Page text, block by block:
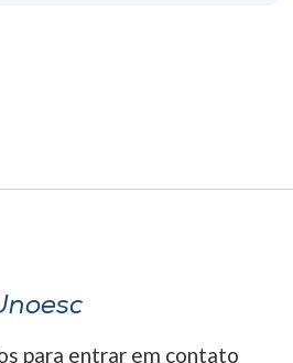
para entrar em contato